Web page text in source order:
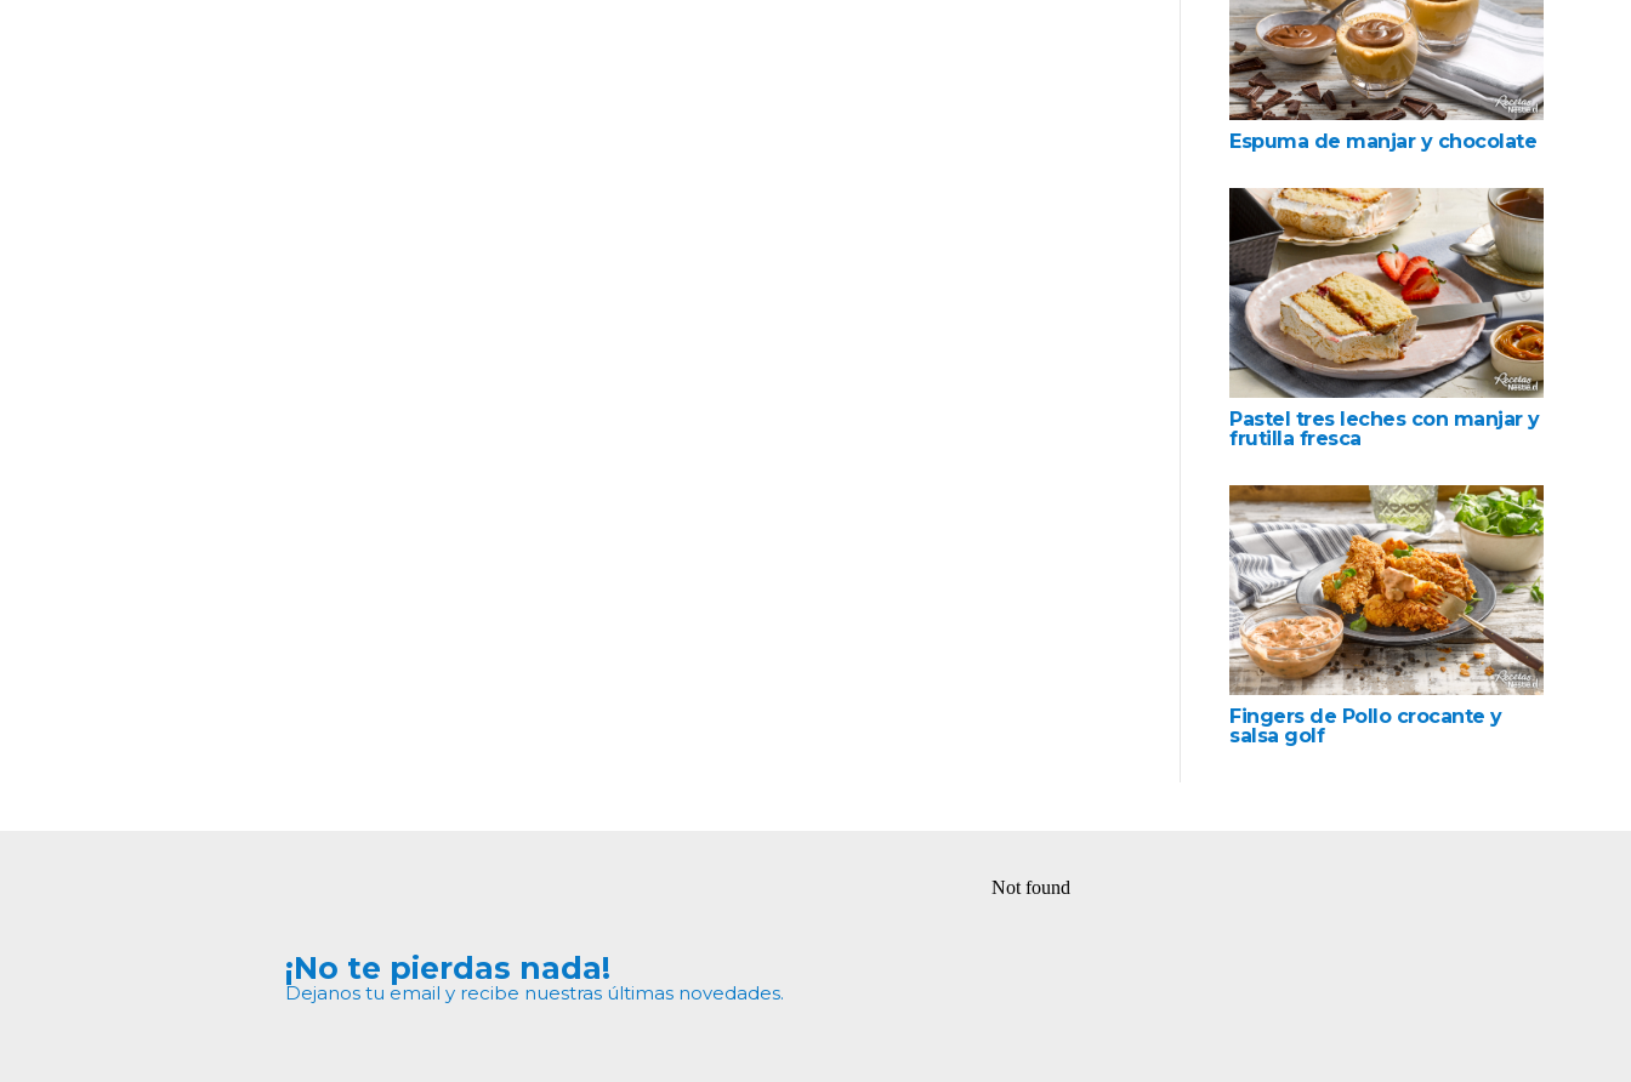
Espuma de manjar y chocolate
Pastel tres leches con manjar y
frutilla fresca
Fingers de Pollo crocante y
salsa golf
¡No te pierdas nada!
Dejanos tu email y recibe nuestras últimas novedades.